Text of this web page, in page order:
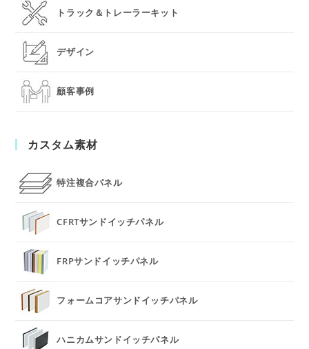
トラック＆トレーラーキット
デザイン
顧客事例
カスタム素材
特注複合パネル
CFRTサンドイッチパネル
FRPサンドイッチパネル
フォームコアサンドイッチパネル
ハニカムサンドイッチパネル